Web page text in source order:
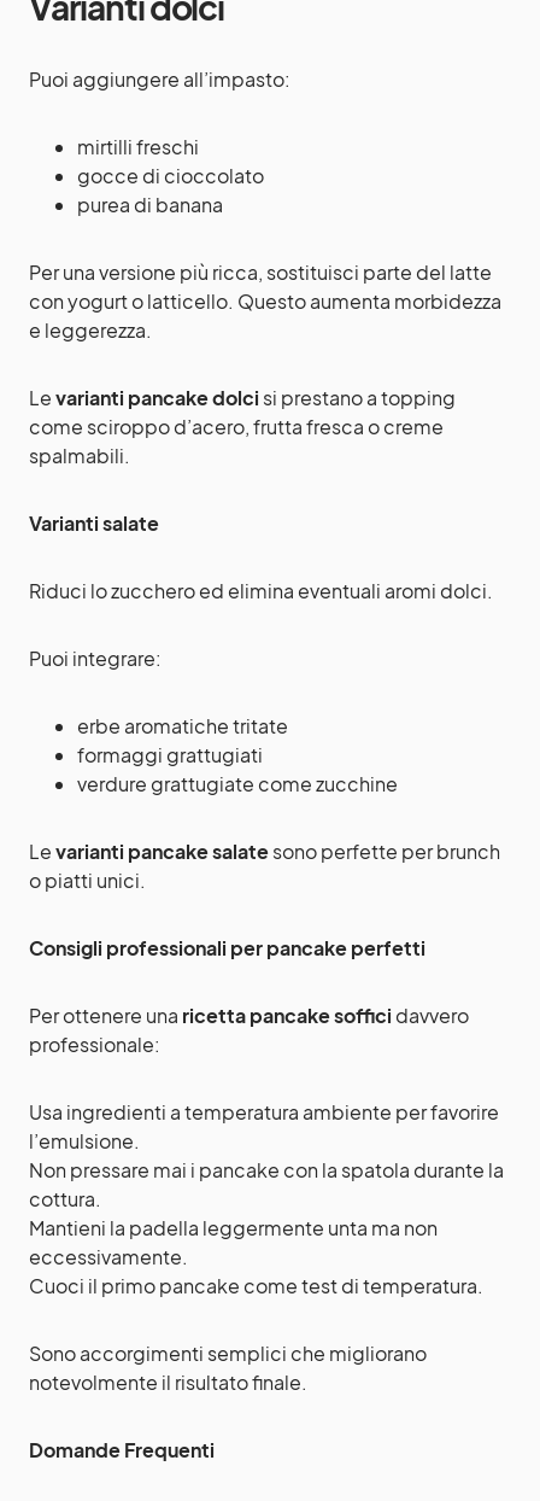
Puoi aggiungere all’impasto:
mirtilli freschi
gocce di cioccolato
purea di banana
Per una versione più ricca, sostituisci parte del latte
con yogurt o latticello. Questo aumenta morbidezza
e leggerezza.
Levarianti pancake dolci si prestano a topping
come sciroppo d’acero, frutta fresca o creme
spalmabili.
Varianti salate
Riduci lo zucchero ed elimina eventuali aromi dolci.
Puoi integrare:
erbe aromatiche tritate
formaggi grattugiati
verdure grattugiate come zucchine
Levarianti pancake salatesono perfette per brunch
o piatti unici.
Consigli professionali per pancake perfetti
Per ottenere una ricetta pancake soffici davvero
professionale:
Usa ingredienti a temperatura ambiente per favorire
l’emulsione.
Non pressare mai i pancake con la spatola durante la
cottura.
Mantieni la padella leggermente unta ma non
eccessivamente.
Cuoci il primo pancake come test di temperatura.
Sono accorgimenti semplici che migliorano
notevolmente il risultato finale.
Domande Frequenti